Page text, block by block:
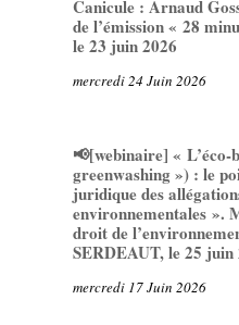
Canicule : Arnaud
de l’émission « 28
le 23 juin 2026
mercredi 24 Juin 2026
📢[webinaire] « L’éco-
greenwashing ») : le
juridique des
environnementales ».
droit de
SERDEAUT, le 25 juin
mercredi 17 Juin 2026